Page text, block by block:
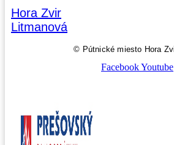
Hora Zvir
Litmanová
© Pútnické miesto Hora
FacebookYoutube